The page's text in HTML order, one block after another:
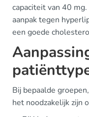
capaciteit van 40
aanpak tegen
een goede
Bij bepaalde
het noodzakelijk zijn